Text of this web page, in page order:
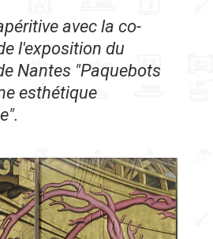
avec la co-
l'exposition du
Nantes "Paquebots
esthétique